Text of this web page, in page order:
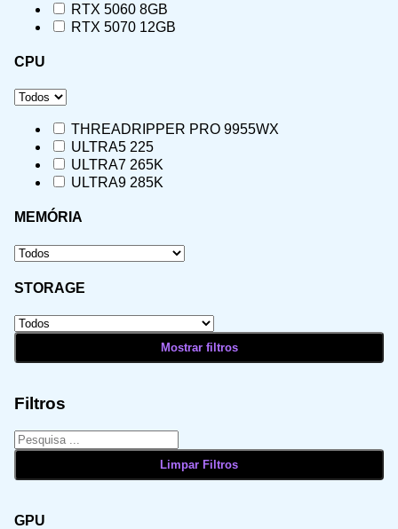
RTX 5060 8GB
RTX 5070 12GB
CPU
THREADRIPPER PRO 9955WX
ULTRA5 225
ULTRA7 265K
ULTRA9 285K
MEMÓRIA
STORAGE
Filtros
GPU